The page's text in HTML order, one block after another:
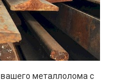
металлолома с